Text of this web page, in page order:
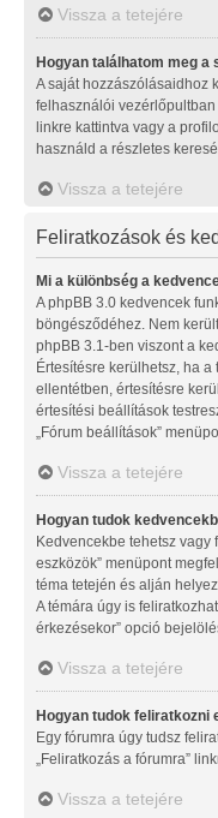
Vissza a tetejére
Hogyan találhatom meg a
A saját hozzászólásaidhoz
felhasználói vezérlőpultban
linkre kattintva vagy a
használd a részletes
Vissza a tetejére
Feliratkozások és
Mi a különbség a
A phpBB 3.0 kedvencek
böngésződéhez. Nem
phpBB 3.1-ben viszont a
Értesítésre kerülhetsz, ha a
ellentétben, értesítésre
értesítési beállítások
„Fórum beállítások”
Vissza a tetejére
Hogyan tudok
Kedvencekbe tehetsz vagy
eszközök” menüpont
téma tetején és alján
A témára úgy is
érkezésekor” opció
Vissza a tetejére
Hogyan tudok feliratkozni
Egy fórumra úgy tudsz
„Feliratkozás a fórumra”
Vissza a tetejére